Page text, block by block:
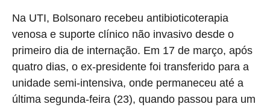
Na UTI, Bolsonaro recebeu antibioticoterapia
venosa e suporte clínico não invasivo desde o
primeiro dia de internação. Em 17 de março, após
quatro dias, o ex-presidente foi transferido para a
unidade semi-intensiva, onde permaneceu até a
última segunda-feira (23), quando passou para um